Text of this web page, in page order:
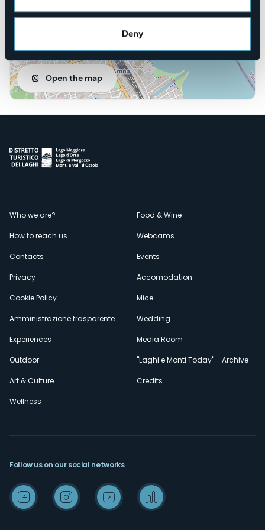
Deny
Open the map
Menù
secondario
Who we are?
How to reach us
Contacts
Privacy
Cookie Policy
Amministrazione trasparente
Experiences
Outdoor
Art & Culture
Wellness
Food & Wine
Webcams
Events
Accomodation
Mice
Wedding
Media Room
"Laghi e Monti Today" - Archive
Credits
Follow us on our social networks